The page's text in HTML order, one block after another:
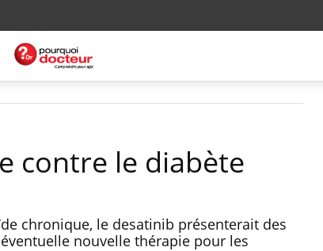
contre le diabète
chronique, le desatinib présenterait des
nouvelle thérapie pour les